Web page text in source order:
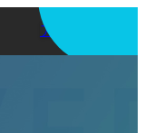
アプリを使う